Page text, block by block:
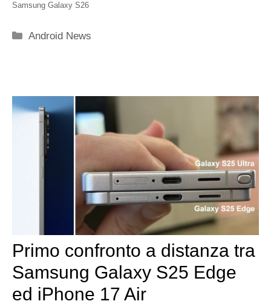
Samsung Galaxy S26
Categorie
Android News
Primo confronto a distanza tra
Samsung Galaxy S25 Edge
ed iPhone 17 Air